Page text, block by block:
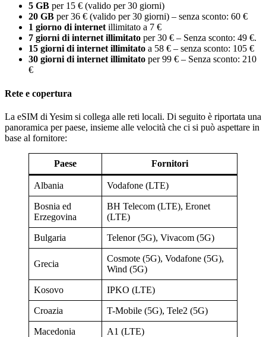
5 GB per 15 € (valido per 30 giorni)
20 GB per 36 € (valido per 30 giorni) – senza sconto: 60 €
1 giorno di internetillimitato a 7 €
7 giorni di internet illimitato per 30 € – Senza sconto: 49 €.
15 giorni di internet illimitato a 58 € – senza sconto: 105 €
30 giorni di internet illimitato per 99 € – Senza sconto: 210
€
Rete e copertura
La eSIM di Yesim si collega alle reti locali. Di seguito è riportata una
panoramica per paese, insieme alle velocità che ci si può aspettare in
base al fornitore:
Paese Fornitori
Albania Vodafone (LTE)
Bosnia ed
Erzegovina
BH Telecom (LTE), Eronet
(LTE)
Bulgaria Telenor (5G), Vivacom (5G)
Grecia
Cosmote (5G), Vodafone (5G),
Wind (5G)
Kosovo IPKO (LTE)
Croazia T-Mobile (5G), Tele2 (5G)
Macedonia A1 (LTE)